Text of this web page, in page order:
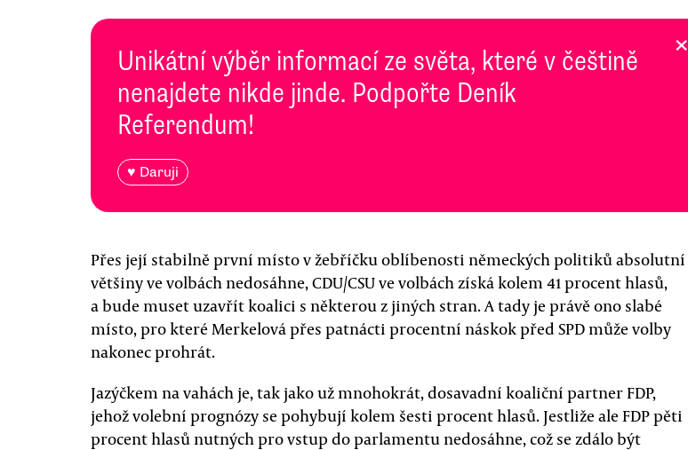
Unikátní výběr informací ze světa, které v češtině
nenajdete nikde jinde. Podpořte Deník
Referendum!
♥ Daruji
×
Přes její stabilně první místo v žebříčku oblíbenosti německých politiků absolutní
většiny ve volbách nedosáhne, CDU/CSU ve volbách získá kolem 41 procent hlasů,
a bude muset uzavřít koalici s některou z jiných stran. A tady je právě ono slabé
místo, pro které Merkelová přes patnácti procentní náskok před SPD může volby
nakonec prohrát.
Jazýčkem na vahách je, tak jako už mnohokrát, dosavadní koaliční partner FDP,
jehož volební prognózy se pohybují kolem šesti procent hlasů. Jestliže ale FDP pěti
procent hlasů nutných pro vstup do parlamentu nedosáhne, což se zdálo být